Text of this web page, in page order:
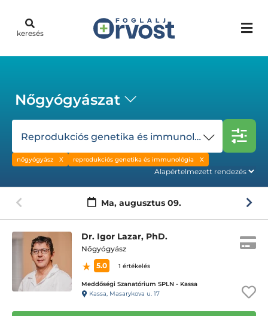
keresés
Nőgyógyászat
Reprodukciós genetika és immunológia
nőgyógyász reprodukciós genetika és immunológia
Ma, augusztus 09.
Dr. Igor Lazar, PhD.
Nőgyógyász
5.0
1 értékelés
Meddőségi Szanatórium SPLN - Kassa
Kassa, Masarykova u. 17